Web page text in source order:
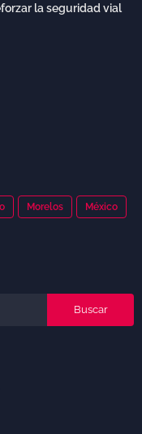
la seguridad vial
Morelos México